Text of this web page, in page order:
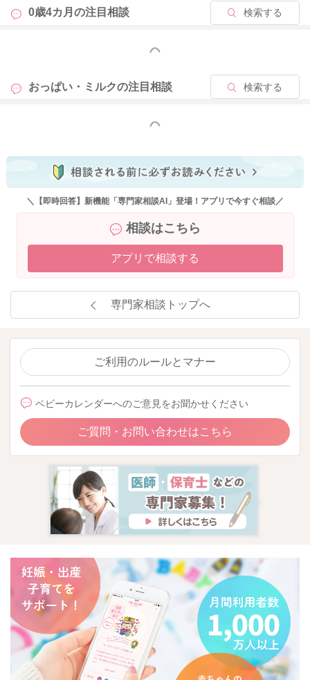
0歳4カ月の注目相談 検索する
もっと見る
おっぱい・ミルクの注目相談 検索する
もっと見る
＼【即時回答】新機能「専門家相談AI」登場！アプリで今すぐ相談／
相談はこちら
アプリで相談する
専門家相談トップへ
ご利用のルールとマナー
ベビーカレンダーへのご意見をお聞かせください
ご質問・お問い合わせはこちら